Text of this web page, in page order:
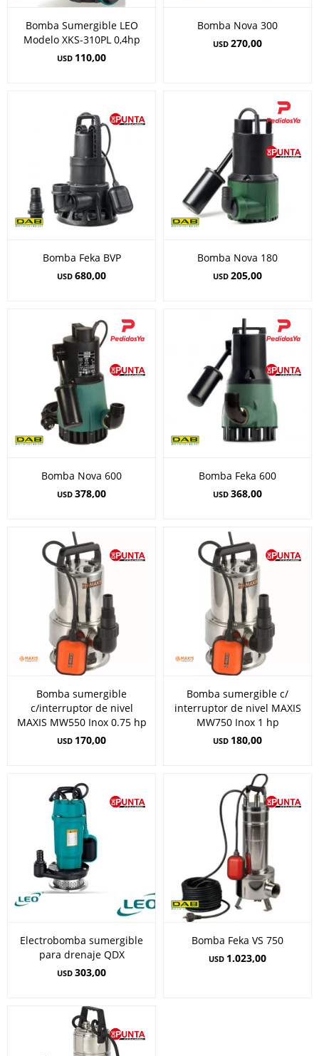
Bomba Sumergible LEO
Modelo XKS-310PL 0,4hp
USD 110,00
Bomba Nova 300
USD 270,00
Bomba Feka BVP
USD 680,00
Bomba Nova 180
USD 205,00
Bomba Nova 600
USD 378,00
Bomba Feka 600
USD 368,00
Bomba sumergible
c/interruptor de nivel
MAXIS MW550 Inox 0.75 hp
USD 170,00
Bomba sumergible c/
interruptor de nivel MAXIS
MW750 Inox 1 hp
USD 180,00
Electrobomba sumergible
para drenaje QDX
USD 303,00
Bomba Feka VS 750
USD 1.023,00